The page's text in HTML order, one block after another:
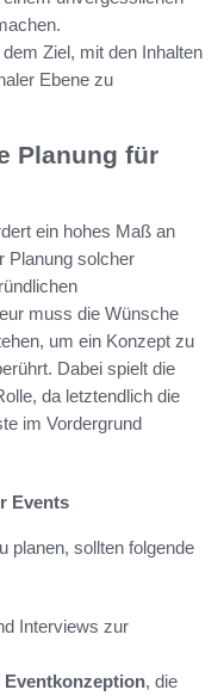
dem Ziel, mit den Inhalten
Ebene zu
Planung für
ein hohes Maß an
Planung solcher
muss die Wünsche
um ein Konzept zu
Dabei spielt die
da letztendlich die
im Vordergrund
Events
planen, sollten folgende
Interviews zur
Eventkonzeption, die